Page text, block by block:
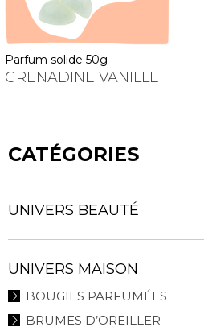
parfum solide 50g
GRENADINE VANILLE
CATÉGORIES
UNIVERS BEAUTÉ
UNIVERS MAISON
BOUGIES PARFUMÉES
BRUMES D’OREILLER